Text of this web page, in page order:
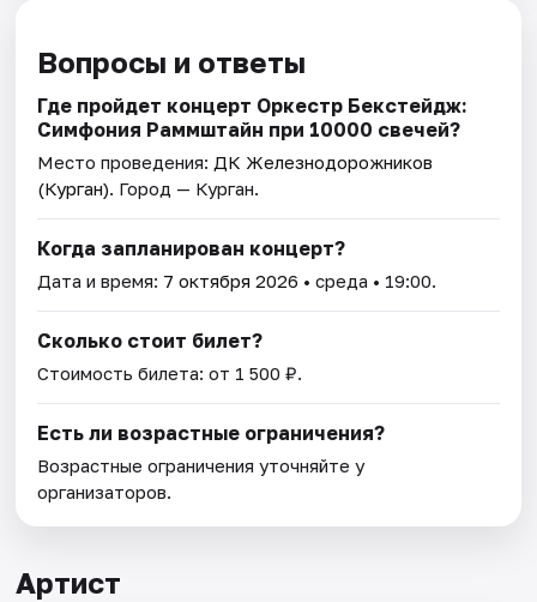
Вопросы и ответы
Где пройдет концерт Оркестр Бекстейдж:
Симфония Раммштайн при 10000 свечей?
Место проведения: ДК Железнодорожников
(Курган). Город — Курган.
Когда запланирован концерт?
Дата и время: 7 октября 2026 • среда • 19:00.
Сколько стоит билет?
Стоимость билета: от 1 500 ₽.
Есть ли возрастные ограничения?
Возрастные ограничения уточняйте у
организаторов.
Артист